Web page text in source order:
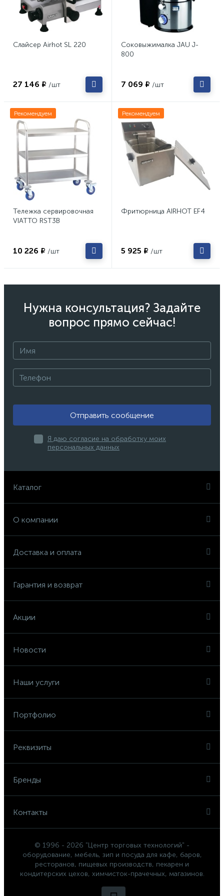
Слайсер Airhot SL 220
27 146 ₽ /шт
Соковыжималка JAU J-
800
7 069 ₽ /шт
Рекомендуем
Тележка сервировочная
VIATTO RST3B
10 226 ₽ /шт
Рекомендуем
Фритюрница AIRHOT EF4
5 925 ₽ /шт
Нужна консультация? Задайте
вопрос прямо сейчас!
Отправить сообщение
Я даю согласие на обработку моих
персональных данных
Каталог
О компании
Доставка и оплата
Гарантия и возврат
Акции
Новости
Наши услуги
Портфолио
Реквизиты
Бренды
Контакты
© 1996 - 2026 "Центр торговых технологий" -
оборудование, мебель, зип и посуда для кафе, баров,
ресторанов, пищевых производств, пекарен и
кондитерских цехов, химчисток-прачечных, магазинов.